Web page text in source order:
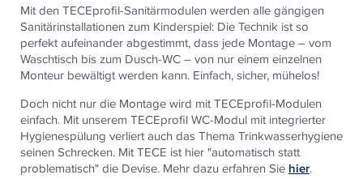
Mit den TECEprofil-Sanitärmodulen werden alle gängigen
Sanitärinstallationen zum Kinderspiel: Die Technik ist so
perfekt aufeinander abgestimmt, dass jede Montage – vom
Waschtisch bis zum Dusch-WC – von nur einem einzelnen
Monteur bewältigt werden kann. Einfach, sicher, mühelos!
Doch nicht nur die Montage wird mit TECEprofil-Modulen
einfach. Mit unserem TECEprofil WC-Modul mit integrierter
Hygienespülung verliert auch das Thema Trinkwasserhygiene
seinen Schrecken. Mit TECE ist hier "automatisch statt
problematisch" die Devise. Mehr dazu erfahren Sie hier.